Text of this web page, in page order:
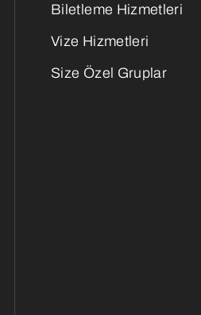
Biletleme Hizmetleri
Vize Hizmetleri
Size Özel Gruplar